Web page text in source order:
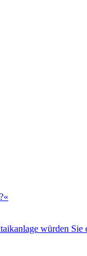
würden Sie